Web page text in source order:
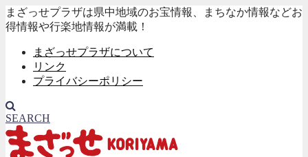
まざっせプラザは県中地域のお宝情報、まちなか情報などお
得情報や行楽地情報が満載！
まざっせプラザについて
リンク
プライバシーポリシー
SEARCH